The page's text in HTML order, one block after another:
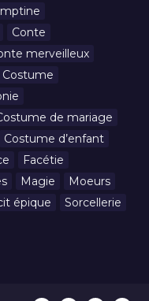
Conte
merveilleux
Costume
de mariage
Costume d’enfant
Facétie
Magie
Moeurs
épique
Sorcellerie